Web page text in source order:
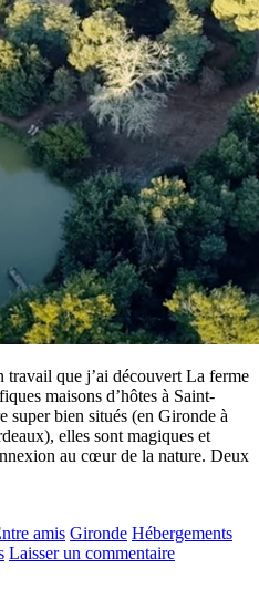
travail que j’ai découvert La ferme
maisons d’hôtes à Saint-
super bien situés (en Gironde à
elles sont magiques et
au cœur de la nature. Deux
amis Gironde Hébergements
Laisser un commentaire